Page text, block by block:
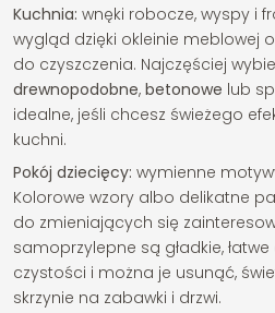
Kuchnia: wnęki robocze, wyspy i
wygląd dzięki okleinie meblowej
do czyszczenia. Najczęściej
drewnopodobne, betonowe lub
idealne, jeśli chcesz świeżego
kuchni.
Pokój dziecięcy: wymienne
Kolorowe wzory albo delikatne
do zmieniających się
samoprzylepne są gładkie,
czystości i można je usunąć,
skrzynie na zabawki i drzwi.